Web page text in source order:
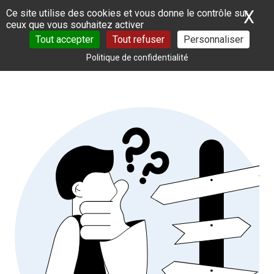
Panneau de gestion des cookies
Ce site utilise des cookies et vous donne le contrôle sur
ceux que vous souhaitez activer
Tout accepter
Tout refuser Personnaliser
Politique de confidentialité
X